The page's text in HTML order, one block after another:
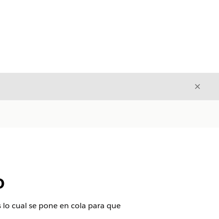
Cerrar
cual se pone en cola para que